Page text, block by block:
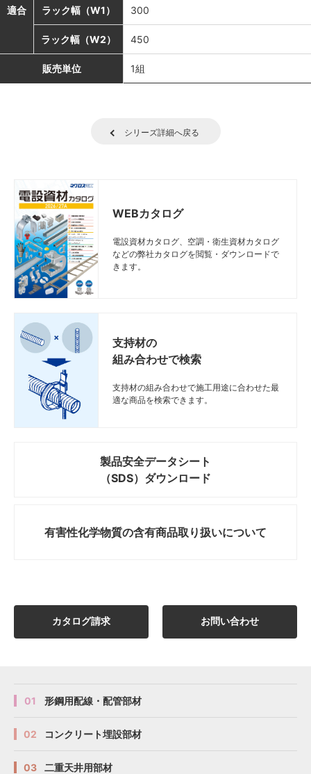
適合 ラック幅（W1） 300
ラック幅（W2） 450
販売単位 1組
シリーズ詳細へ戻る
WEBカタログ
電設資材カタログ、空調・衛生資材カタログ
などの弊社カタログを閲覧・ダウンロードで
きます。
支持材の
組み合わせで検索
支持材の組み合わせで施工用途に合わせた最
適な商品を検索できます。
製品安全データシート
（SDS）ダウンロード
有害性化学物質の含有商品取り扱いについて
カタログ請求 お問い合わせ
01 形鋼用配線・配管部材
02 コンクリート埋設部材
03 二重天井用部材